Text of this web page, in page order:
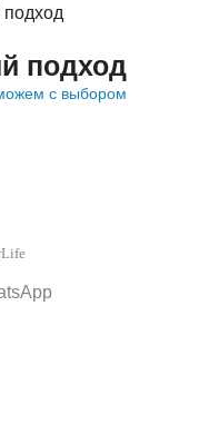
подход
с выбором